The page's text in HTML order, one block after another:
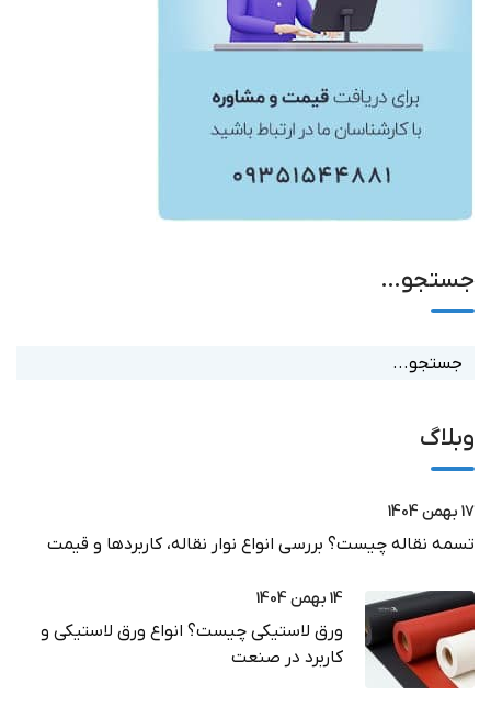
جستجو…
وبلاگ
17 بهمن 1404
تسمه نقاله چیست؟ بررسی انواع نوار نقاله، کاربردها و قیمت
14 بهمن 1404
ورق لاستیکی چیست؟ انواع ورق لاستیکی و
کاربرد در صنعت